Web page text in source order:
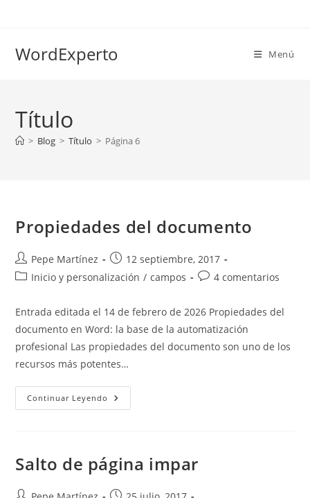
WordExperto Menú
Título
> Blog > Título > Página 6
Propiedades del documento
Autor
de
Pepe Martínez
Publicación
de
12 septiembre, 2017
Categoría
la
entrada:
Inicio y personalización / campos
Comentarios
la
entrada:
4 comentarios
Entrada editada el 14 de febrero de 2026 Propiedades del
documento en Word: la base de la automatización
profesional Las propiedades del documento son uno de los
recursos más potentes…
Continuar Leyendo Propiedades
Del
Salto de página impar